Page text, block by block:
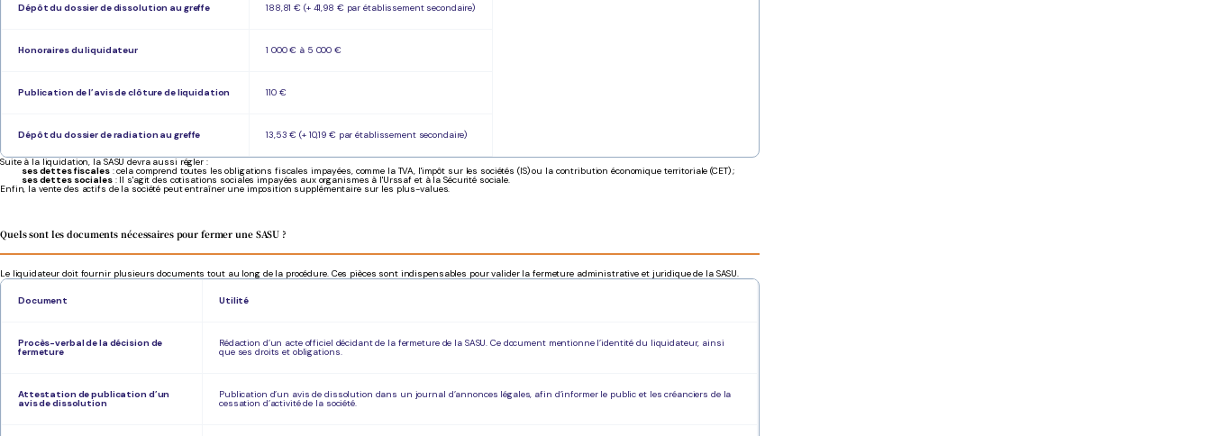
Dépôt du dossier de dissolution au greffe 188,81 € (+ 41,98 € par établissement secondaire)
Honoraires du liquidateur 1 000 € à 5 000 €
Publication de l’avis de clôture de liquidation 110 €
Dépôt du dossier de radiation au greffe 13,53 € (+ 10,19 € par établissement secondaire)
Suite à la liquidation, la SASU devra aussi régler :
ses dettes fiscales: cela comprend toutes les obligations fiscales impayées, comme la TVA, l'impôt sur les sociétés (IS) ou la contribution économique territoriale (CET) ;
ses dettes sociales: Il s'agit des cotisations sociales impayées aux organismes à l'Urssaf et à la Sécurité sociale.
Enfin, la vente des actifs de la société peut entraîner une imposition supplémentaire sur les plus-values.
Quels sont les documents nécessaires pour fermer une SASU ?
Le liquidateur doit fournir plusieurs documents tout au long de la procédure. Ces pièces sont indispensables pour valider la fermeture administrative et juridique de la SASU.
Document Utilité
Procès-verbal de la décision de
fermeture
Rédaction d’un acte officiel décidant de la fermeture de la SASU. Ce document mentionne l’identité du liquidateur, ainsi
que ses droits et obligations.
Attestation de publication d’un
avis de dissolution
Publication d’un avis de dissolution dans un journal d’annonces légales, afin d’informer le public et les créanciers de la
cessation d’activité de la société.